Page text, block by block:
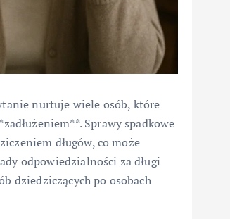
nurtuje wiele osób, które
Sprawy spadkowe
długów, co może
odpowiedzialności za długi
dziedziczących po osobach